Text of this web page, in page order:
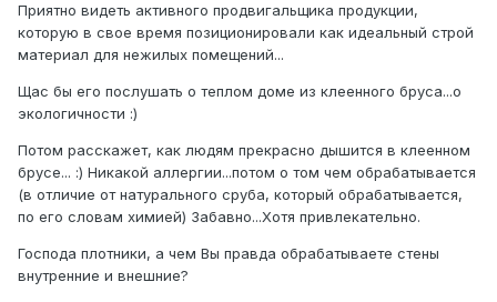
Приятно видеть активного продвигальщика продукции,
которую в свое время позиционировали как идеальный строй
материал для нежилых помещений...
Щас бы его послушать о теплом доме из клеенного бруса...о
экологичности :)
Потом расскажет, как людям прекрасно дышится в клеенном
брусе... :) Никакой аллергии...потом о том чем обрабатывается
(в отличие от натурального сруба, который обрабатывается,
по его словам химией) Забавно...Хотя привлекательно.
Господа плотники, а чем Вы правда обрабатываете стены
внутренние и внешние?